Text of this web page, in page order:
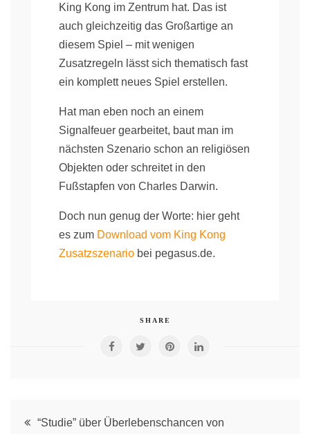
King Kong im Zentrum hat. Das ist
auch gleichzeitig das Großartige an
diesem Spiel – mit wenigen
Zusatzregeln lässt sich thematisch fast
ein komplett neues Spiel erstellen.
Hat man eben noch an einem
Signalfeuer gearbeitet, baut man im
nächsten Szenario schon an religiösen
Objekten oder schreitet in den
Fußstapfen von Charles Darwin.
Doch nun genug der Worte: hier geht
es zum Download vom King Kong
Zusatzszenario bei pegasus.de.
SHARE
Post“Studie” über Überlebenschancen von